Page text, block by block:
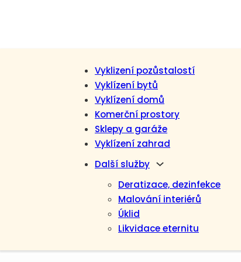
Vyklizení pozůstalostí
Vyklízení bytů
Vyklízení domů
Komerční prostory
Sklepy a garáže
Vyklízení zahrad
Další služby
Deratizace, dezinfekce
Malování interiérů
Úklid
Likvidace eternitu